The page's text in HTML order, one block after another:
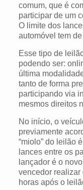
comum, que é
participar de um
O limite dos
automóvel tem
Esse tipo de
podendo ser:
última
tanto de forma
participando via
mesmos direitos
No início, o
previamente
“miolo” do leilão
lances entre os
lançador é o
vencedor realizar
horas após o